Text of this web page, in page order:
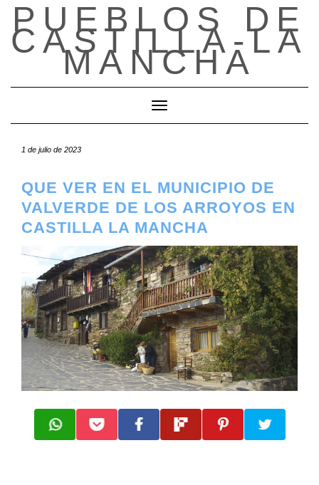
Saltar
contenido
PUEBLOS DE
CASTILLA-LA
MANCHA
Cambiar modo de navegación
1 de julio de 2023
QUE VER EN EL MUNICIPIO DE
VALVERDE DE LOS ARROYOS EN
CASTILLA LA MANCHA